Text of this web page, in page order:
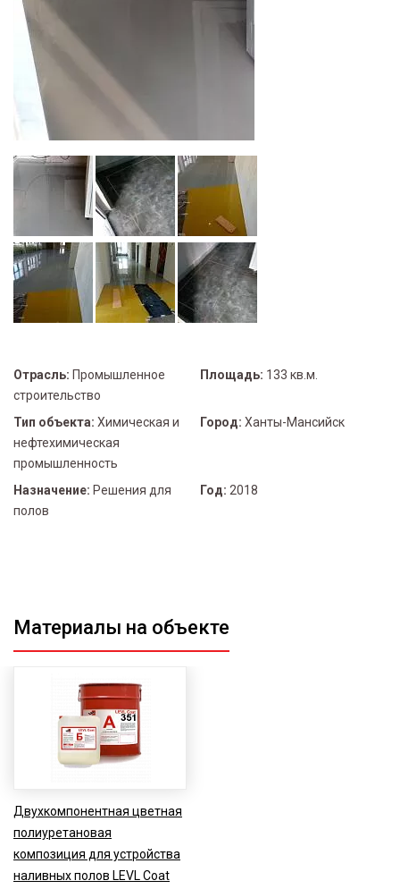
Отрасль: Промышленное
строительство
Площадь: 133 кв.м.
Тип объекта: Химическая и
нефтехимическая
промышленность
Город: Ханты-Мансийск
Назначение: Решения для
полов
Год: 2018
Материалы на объекте
Двухкомпонентная цветная
полиуретановая
композиция для устройства
наливных полов LEVL Coat